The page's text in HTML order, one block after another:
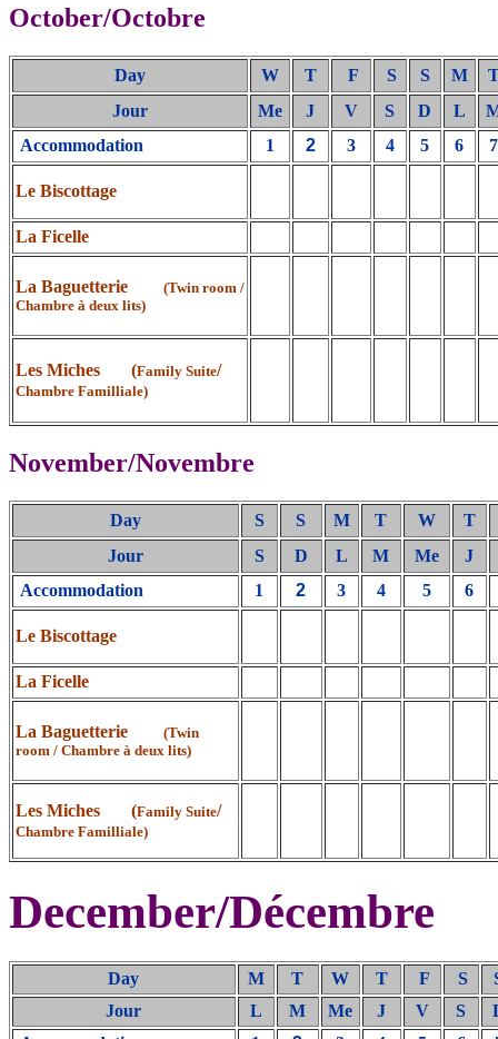
October/Octobre
Day W T F S S M
Jour
Me J V S D L
Accommodation
1 2 3 4 5 6 7
Le Biscottage
La Ficelle
La Baguetterie
(Twin room /
Chambre à deux lits)
Les Miches (Family Suite/
Chambre Familliale)
November/Novembre
Day S S M T W
T
Jour
S D L M Me
J
Accommodation
1 2 3 4 5 6
Le Biscottage
La Ficelle
La Baguetterie
(Twin
room / Chambre à deux lits)
Les Miches (Family Suite/
Chambre Familliale)
December/Décembre
Day M T W T F S
Jour
L M Me J V S